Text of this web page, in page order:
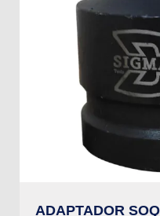
ADAPTADOR